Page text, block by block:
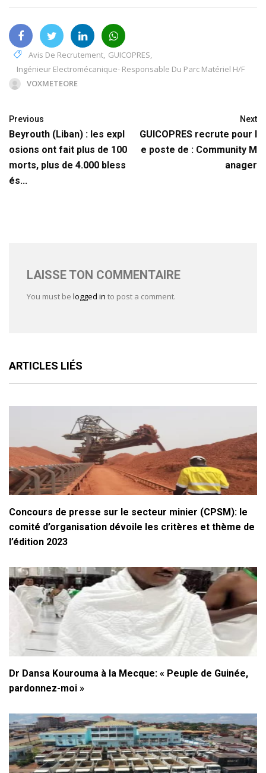
Avis De Recrutement, GUICOPRES,
Ingénieur Electromécanique- Responsable Du Parc Matériel H/F
VOXMETEORE
Previous
Beyrouth (Liban) : les expl
osions ont fait plus de 100
morts, plus de 4.000 bless
és...
Next
GUICOPRES recrute pour l
e poste de : Community M
anager
LAISSE TON COMMENTAIRE
You must be logged in to post a comment.
ARTICLES LIÉS
Concours de presse sur le secteur minier (CPSM): le
comité d’organisation dévoile les critères et thème de
l’édition 2023
Dr Dansa Kourouma à la Mecque: « Peuple de Guinée,
pardonnez-moi »